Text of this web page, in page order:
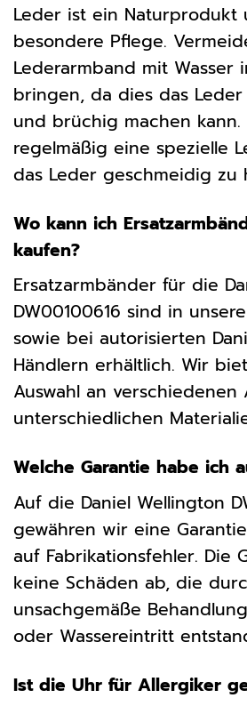
Leder ist ein
besondere Pflege.
Lederarmband mit Wasser
bringen, da dies das
und brüchig machen kann.
regelmäßig eine spezielle
das Leder geschmeidig zu
Wo kann ich
kaufen?
Ersatzarmbänder für die
DW00100616 sind in
sowie bei autorisierten
Händlern erhältlich. Wir
Auswahl an
unterschiedlichen
Welche Garantie habe ich
Auf die Daniel Wellington
gewähren wir eine
auf Fabrikationsfehler. Die
keine Schäden ab, die
unsachgemäße
oder Wassereintritt
Ist die Uhr für Allergiker